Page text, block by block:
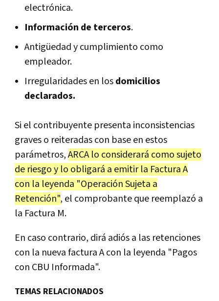
electrónica.
Información de terceros.
Antigüedad y cumplimiento como
empleador.
Irregularidades en losdomicilios
declarados.
Si el contribuyente presenta inconsistencias
graves o reiteradas con base en estos
parámetros,ARCA lo considerará como sujeto
de riesgo y lo obligará a emitir la Factura A
con la leyenda "Operación Sujeta a
Retención", el comprobante que reemplazó a
la Factura M.
En caso contrario, dirá adiós a las retenciones
con la nueva factura A con la leyenda "Pagos
con CBU Informada".
TEMAS RELACIONADOS